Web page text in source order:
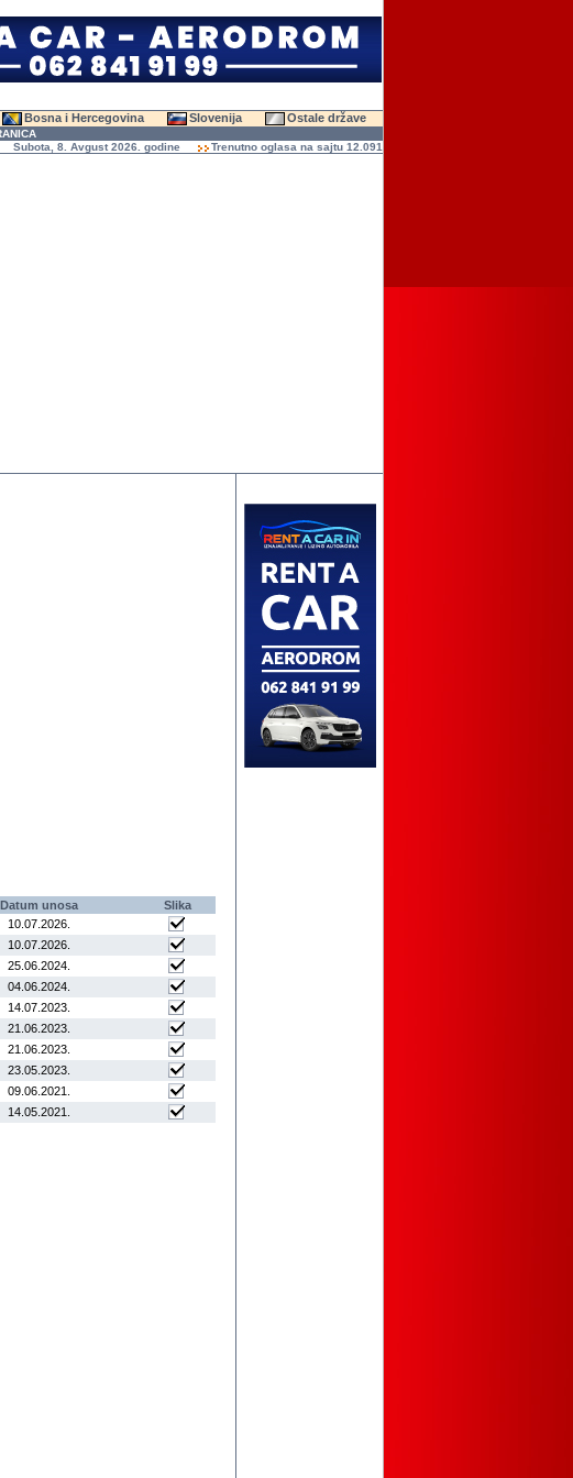
Bosna i Hercegovina Slovenija Ostale države
8. Avgust 2026. godine
Trenutno oglasa na sajtu 12.091 (47.647 slika)
Datum unosa
Slika
10.07.2026
10.07.2026
25.06.2024
04.06.2024
14.07.2023
21.06.2023
21.06.2023
23.05.2023
09.06.2021
14.05.2021